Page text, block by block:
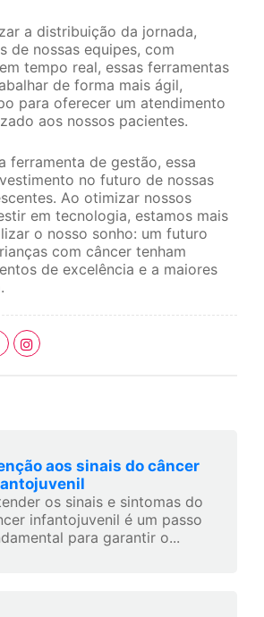
a distribuição da jornada,
de nossas equipes, com
tempo real, essas ferramentas
de forma mais ágil,
para oferecer um atendimento
aos nossos pacientes.
ferramenta de gestão, essa
no futuro de nossas
Ao otimizar nossos
em tecnologia, estamos mais
o nosso sonho: um futuro
com câncer tenham
de excelência e a maiores
aos sinais do câncer
os sinais e sintomas do
infantojuvenil é um passo
para garantir o...